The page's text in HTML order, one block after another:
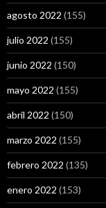
agosto 2022 (155)
julio 2022 (155)
junio 2022 (150)
mayo 2022 (155)
abril 2022 (150)
marzo 2022 (155)
febrero 2022 (135)
enero 2022 (153)